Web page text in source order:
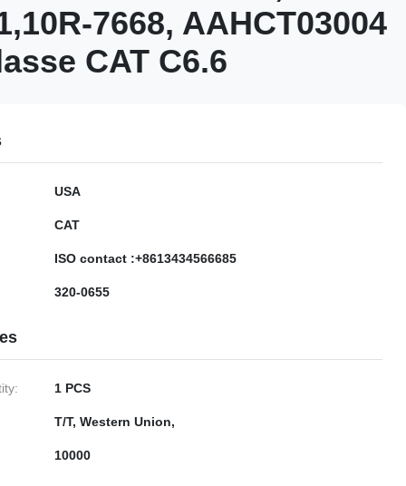
7668, AAHCT03004
CAT C6.6
USA
CAT
ISO contact :+8613434566685
320-0655
1 PCS
T/T, Western Union,
10000